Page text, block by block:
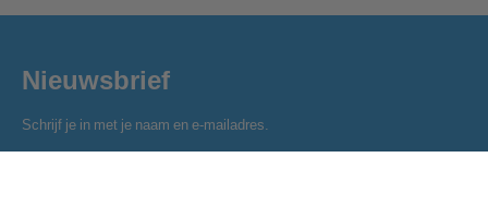
Nieuwsbrief
Schrijf je in met je naam en e-mailadres.